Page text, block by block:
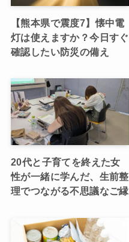
【熊本県で震度7】懐中電
灯は使えますか？今日すぐ
確認したい防災の備え
20代と子育てを終えた女
性が一緒に学んだ、生前整
理でつながる不思議なご縁